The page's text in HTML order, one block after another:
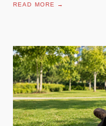
READ MORE →